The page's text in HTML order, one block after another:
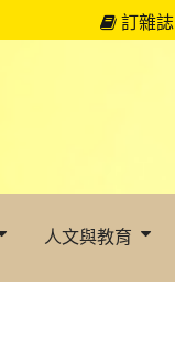
訂雜誌
人文與教育